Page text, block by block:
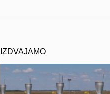
IZDVAJAMO